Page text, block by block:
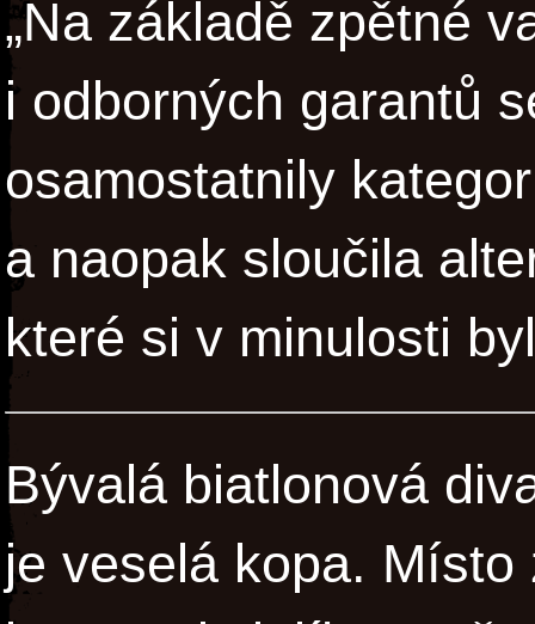
„Na základě zpětné
i odborných garantů
osamostatnily
a naopak sloučila
které si v minulosti
Bývalá biatlonová
je veselá kopa.